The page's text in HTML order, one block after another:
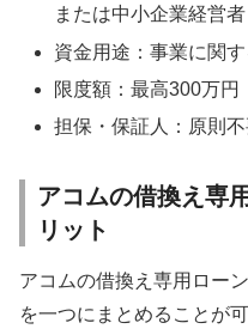
または中小企業経営者
資金用途：事業に関
限度額：最高300万円
担保・保証人：原則
アコムの借換え専
リット
アコムの借換え専用ロー
を一つにまとめることが可